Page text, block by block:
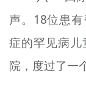
榜样人物
身边好人
声。18位患
症的罕见病
院，度过了一